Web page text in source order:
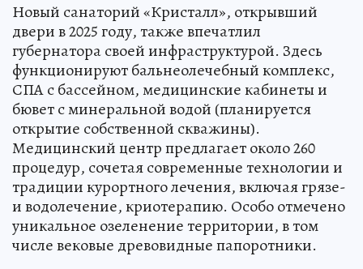
Новый санаторий «Кристалл», открывший
двери в 2025 году, также впечатлил
губернатора своей инфраструктурой. Здесь
функционируют бальнеолечебный комплекс,
СПА с бассейном, медицинские кабинеты и
бювет с минеральной водой (планируется
открытие собственной скважины).
Медицинский центр предлагает около 260
процедур, сочетая современные технологии и
традиции курортного лечения, включая грязе-
и водолечение, криотерапию. Особо отмечено
уникальное озеленение территории, в том
числе вековые древовидные папоротники.